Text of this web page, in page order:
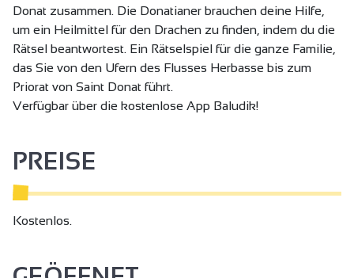
Donat zusammen. Die Donatianer brauchen deine Hilfe,
um ein Heilmittel für den Drachen zu finden, indem du die
Rätsel beantwortest. Ein Rätselspiel für die ganze Familie,
das Sie von den Ufern des Flusses Herbasse bis zum
Priorat von Saint Donat führt.
Verfügbar über die kostenlose App Baludik!
PREISE
Kostenlos.